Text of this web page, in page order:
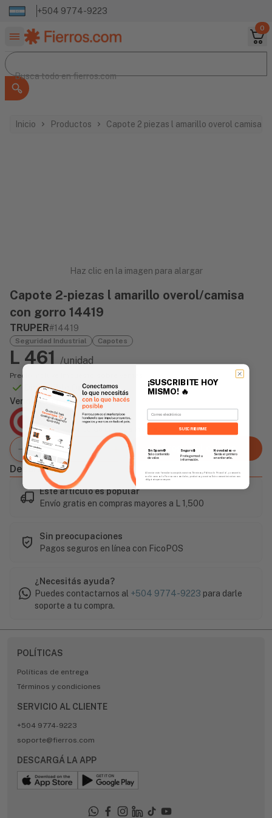
+504 9774-9223
0
Buscar productos
Busca todo en
Busca todo enfierros.com
Inicio Productos Capote 2 piezas l amarillo overol camisa
Haz clic en la imagen para alargar
Capote 2-piezas l amarillo overol/camisa
con gorro 14419
TRUPER#14419
Seguridad Industrial Capotes
L 461 /unidad
Precio incluye impuesto sobre ventas
Disponible Online
Vendido Por:
Agencia Global
2 días - Tiempo de Entrega Promedio
Agregar al carrito
Descripción
Este artículo es popular
Envío gratis en compras mayores a L 1,500
Sin preocupaciones
Pagos seguros en línea con FicoPOS
¿Necesitás ayuda?
Puedes contactarnos al +504 9774-9223 para darle
soporte a tu compra.
POLÍTICAS
Políticas de entrega
Términos y condiciones
SERVICIO AL CLIENTE
+504 9774-9223
soporte@fierros.com
DESCARGÁ LA APP
¡SUSCRIBITE HOY
MISMO! 🔥
Email
SUSCRIBIRME
Sin Spam 🚫
Solo contenido
de valor.
Seguro 🔒
Protegemos tu
información.
Novedades 📣
Serás el primero
en enterarte.
Al enviar este formulario, aceptás nuestros Términos y Política de Privacidad, y consentís
recibir correos de Fierros con novedades, productos y eventos. Este consentimiento no es
obligatorio para comprar.